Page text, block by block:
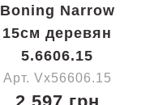
Boning Narrow
15см деревян
5.6606.15
Арт. Vx56606.15